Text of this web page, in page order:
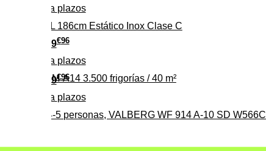
279€96
Pago a plazos
para 4-5 personas, VALBERG WF 914 A-10 SD W566C
Pago a plazos
315 C 315L 186cm Estático Inox Clase C
369€96
Pago a plazos
CLIM-A14 3.500 frigorías / 40 m²